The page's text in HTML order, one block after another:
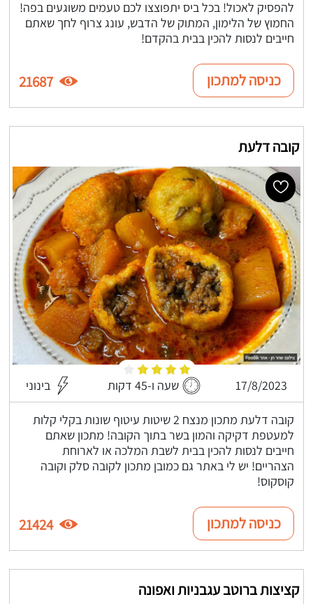
להפסיק לאכול! בכל ביס יתפוצצו לכם טעמים משוגעים בפה!
החמוץ של הלימון, המתוק של הדבש, עונג צרוף לחך שאתם
חייבים לנסות להכין בבית בהקדם!
כניסה למתכון 21687
קובה דלעת
17/8/2023 שעה ו-45 דקות בינוני
קובה דלעת מתכון מנצח 2 שיטות עיטוף שונות בקלי קלות
למעטפת דקיקה והמון בשר בתוך הקובה! מתכון שאתם
חייבים לנסות להכין בבית לשבת המלכה או לארוחת
הצהריים! יש לי באתר גם כמובן מתכון לקובה סלק וקובה
קוסקוס!
כניסה למתכון 21424
קציצות ברוטב עגבניות ואפונה